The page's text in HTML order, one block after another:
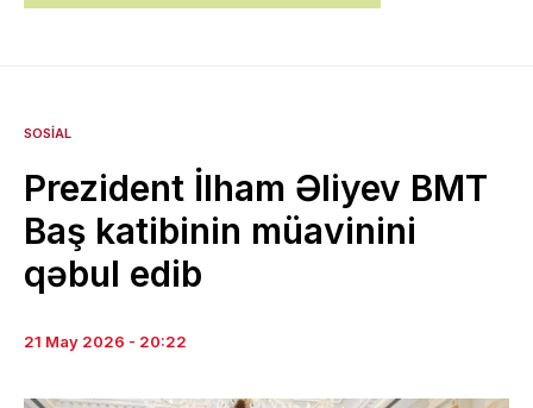
SOSIAL
Prezident İlham Əliyev BMT
Baş katibinin müavinini
qəbul edib
21 May 2026 - 20:22